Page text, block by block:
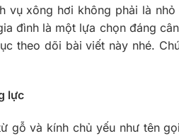
vụ xông hơi không phải là
đình là một lựa chọn đáng
theo dõi bài viết này nhé.
lực
gỗ và kính chủ yếu như tên